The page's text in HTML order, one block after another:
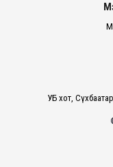
УБ хот,